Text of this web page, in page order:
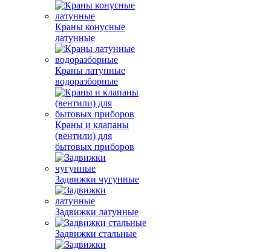
Краны конусные
латунные
Краны латунные
водоразборные
Краны и клапаны
(вентили) для
бытовых приборов
Задвижки чугунные
Задвижки латунные
Задвижки стальные